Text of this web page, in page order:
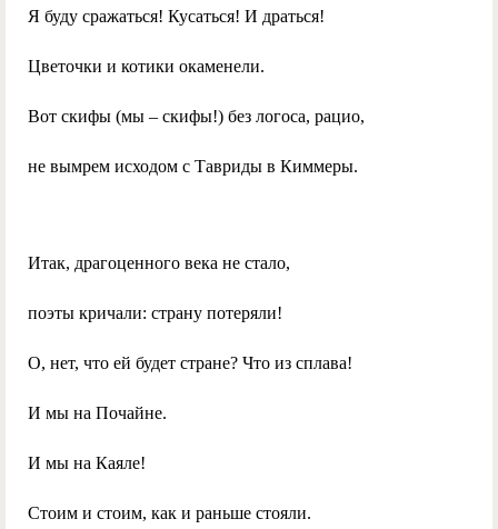
Я буду сражаться! Кусаться! И драться!
Цветочки и котики окаменели.
Вот скифы (мы – скифы!) без логоса, рацио,
не вымрем исходом с Тавриды в Киммеры.
Итак, драгоценного века не стало,
поэты кричали: страну потеряли!
О, нет, что ей будет стране? Что из сплава!
И мы на Почайне.
И мы на Каяле!
Стоим и стоим, как и раньше стояли.